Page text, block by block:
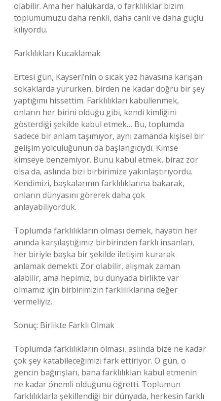
olabilir. Ama her halükarda, o farklılıklar bizim
toplumumuzu daha renkli, daha canlı ve daha güçlü
kılıyordu.
Farklılıkları Kucaklamak
Ertesi gün, Kayseri’nin o sıcak yaz havasına karışan
sokaklarda yürürken, birden ne kadar doğru bir şey
yaptığımı hissettim. Farklılıkları kabullenmek,
onların her birini olduğu gibi, kendi kimliğini
gösterdiği şekilde kabul etmek… Bu, toplumda
sadece bir anlam taşımıyor, aynı zamanda kişisel bir
gelişim yolculuğunun da başlangıcıydı. Kimse
kimseye benzemiyor. Bunu kabul etmek, biraz zor
olsa da, aslında bizi birbirimize yakınlaştırıyordu.
Kendimizi, başkalarının farklılıklarına bakarak,
onların dünyasını görerek daha çok
anlayabiliyorduk.
Toplumda farklılıkların olması demek, hayatın her
anında karşılaştığımız birbirinden farklı insanları,
her biriyle başka bir şekilde iletişim kurarak
anlamak demekti. Zor olabilir, alışmak zaman
alabilir, ama hepimiz, bu dünyada birlikte var
olmamız için birbirimizin farklılıklarına değer
vermeliyiz.
Sonuç: Birlikte Farklı Olmak
Toplumda farklılıkların olması, aslında bize ne kadar
çok şey katabileceğimizi fark ettiriyor. O gün, o
gencin bağırışları, bana farklılıkları kabul etmenin
ne kadar önemli olduğunu öğretti. Toplumun
farklılıklarla şekillendiği bir dünyada, herkesin farklı